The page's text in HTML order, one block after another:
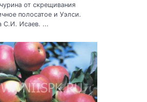
от скрещивания
полосатое и Уэлси.
С.И. Исаев. ...